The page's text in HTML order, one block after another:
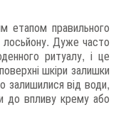
етапом правильного
лосьйону. Дуже часто
ритуалу, і це
шкіри залишки
залишилися від води,
до впливу крему або